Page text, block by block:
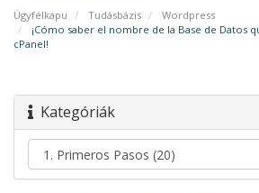
Ügyfélkapu Tudásbázis
Wordpress
¡Cómo saber el nombre de la Base de Datos
cPanel!
Kategóriák